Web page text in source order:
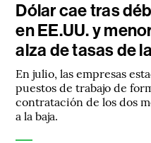
Dólar cae tras
en EE.UU. y
alza de tasas de
En julio, las empresas
puestos de trabajo de
contratación de los dos
a la baja.